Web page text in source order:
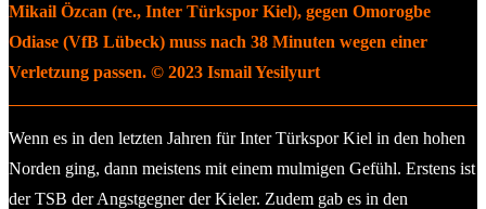
Mikail Özcan (re., Inter Türkspor Kiel), gegen Omorogbe
Odiase (VfB Lübeck) muss nach 38 Minuten wegen einer
Verletzung passen. © 2023 Ismail Yesilyurt
Wenn es in den letzten Jahren für Inter Türkspor Kiel in den hohen
Norden ging, dann meistens mit einem mulmigen Gefühl. Erstens ist
der TSB der Angstgegner der Kieler. Zudem gab es in den